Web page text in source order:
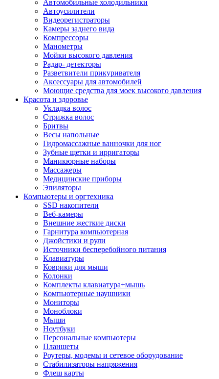
Автомобильные холодильники
Автоусилители
Видеорегистраторы
Камеры заднего вида
Компрессоры
Манометры
Мойки высокого давления
Радар- детекторы
Разветвители прикуривателя
Аксессуары для автомобилей
Моющие средства для моек высокого давления
Красота и здоровье
Укладка волос
Стрижка волос
Бритвы
Весы напольные
Гидромассажные ванночки для ног
Зубные щетки и ирригаторы
Маникюрные наборы
Массажеры
Медицинские приборы
Эпиляторы
Компьютеры и оргтехника
SSD накопители
Веб-камеры
Внешние жесткие диски
Гарнитура компьютерная
Джойстики и рули
Источники бесперебойного питания
Клавиатуры
Коврики для мыши
Колонки
Комплекты клавиатура+мышь
Компьютерные наушники
Мониторы
Моноблоки
Мыши
Ноутбуки
Персональные компьютеры
Планшеты
Роутеры, модемы и сетевое оборудование
Стабилизаторы напряжения
Флеш карты